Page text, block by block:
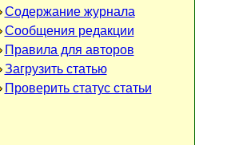
Содержание журнала
Сообщения редакции
Правила для авторов
Загрузить статью
Проверить статус статьи